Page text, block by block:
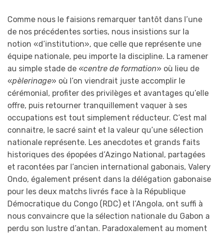
Comme nous le faisions remarquer tantôt dans l’une
de nos précédentes sorties, nous insistions sur la
notion «d’institution», que celle que représente une
équipe nationale, peu importe la discipline. La ramener
au simple stade de «centre de formation» où lieu de
«pèlerinage» où l’on viendrait juste accomplir le
cérémonial, profiter des privilèges et avantages qu’elle
offre, puis retourner tranquillement vaquer à ses
occupations est tout simplement réducteur. C’est mal
connaitre, le sacré saint et la valeur qu’une sélection
nationale représente. Les anecdotes et grands faits
historiques des épopées d’Azingo National, partagées
et racontées par l’ancien international gabonais, Valery
Ondo, également présent dans la délégation gabonaise
pour les deux matchs livrés face à la République
Démocratique du Congo (RDC) et l’Angola, ont suffi à
nous convaincre que la sélection nationale du Gabon a
perdu son lustre d’antan. Paradoxalement au moment